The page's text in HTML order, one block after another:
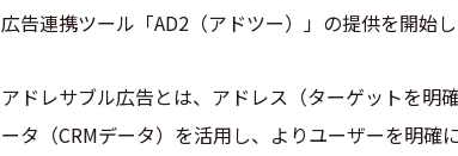
広告連携ツール「AD2（アドツー）」の提供を開始し
アドレサブル広告とは、アドレス（ターゲットを明
ータ（CRMデータ）を活用し、よりユーザーを明確